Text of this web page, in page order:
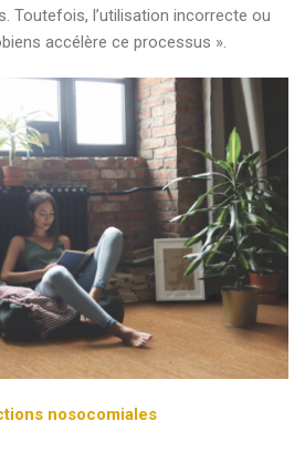
Toutefois, l’utilisation incorrecte ou
accélère ce processus ».
nosocomiales